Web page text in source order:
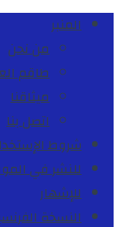
المنبر
من نحن
طاقم
ميثاقنا
اتصل بنا
شروط
للنشر في
للإشهار
النسخة